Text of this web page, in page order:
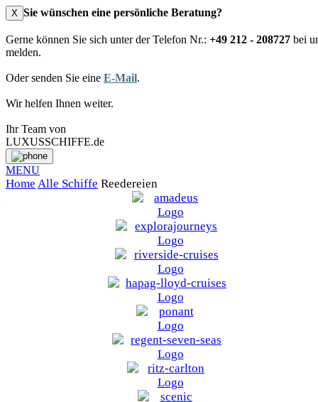
X Sie wünschen eine persönliche Beratung?
Gerne können Sie sich unter der Telefon Nr.: +49 212 - 208727 bei
melden.
Oder senden Sie eine E-Mail.
Wir helfen Ihnen weiter.
Ihr Team von
LUXUSSCHIFFE.de
MENU
Home Alle Schiffe Reedereien